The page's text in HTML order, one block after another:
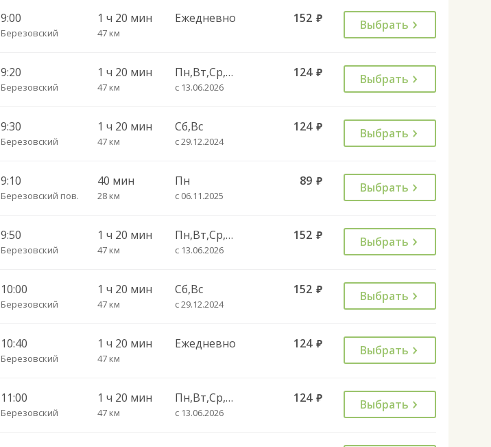
9:00
Березовский
1 ч 20 мин
47 км
Ежедневно 152 руб. Выбрать
9:20
Березовский
1 ч 20 мин
47 км
Пн,Вт,Ср,Чт,Пт
с 13.06.2026
124 руб. Выбрать
9:30
Березовский
1 ч 20 мин
47 км
Сб,Вс
с 29.12.2024
124 руб. Выбрать
9:10
Березовский пов.
40 мин
28 км
Пн
с 06.11.2025
89 руб. Выбрать
9:50
Березовский
1 ч 20 мин
47 км
Пн,Вт,Ср,Чт,Пт
с 13.06.2026
152 руб. Выбрать
10:00
Березовский
1 ч 20 мин
47 км
Сб,Вс
с 29.12.2024
152 руб. Выбрать
10:40
Березовский
1 ч 20 мин
47 км
Ежедневно 124 руб. Выбрать
11:00
Березовский
1 ч 20 мин
47 км
Пн,Вт,Ср,Чт,Пт
с 13.06.2026
124 руб. Выбрать